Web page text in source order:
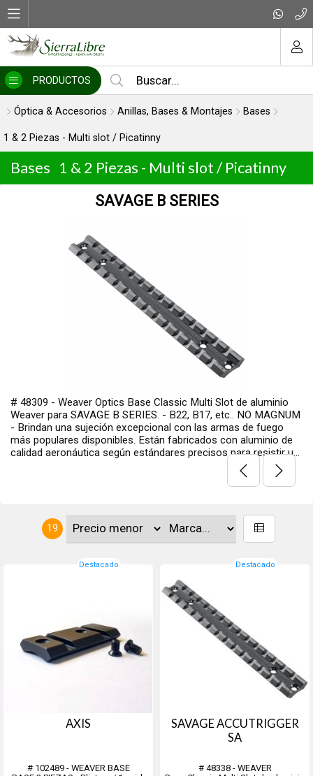
PRODUCTOS
Óptica & Accesorios Anillas, Bases & Montajes Bases
1 & 2 Piezas - Multi slot / Picatinny
Bases 1 & 2 Piezas - Multi slot / Picatinny
Classic Multi Slot de aluminio
- B22, B17, etc.. NO MAGNUM
con las armas de fuego
Están fabricados con aluminio de
precisos para resistir u...
# 902181 - SAVAGE
MOA en aluminio para
con anillas estilo
Matte. Blister contiene
19
Destacado
AXIS
# 102489 - WEAVER BASE
Destacado
SAVAGE ACCUTRIGGER
SA
# 48338 - WEAVER